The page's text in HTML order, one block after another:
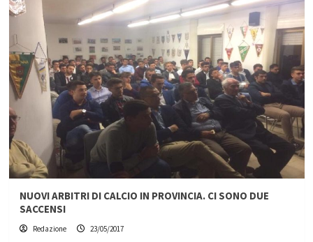
NUOVI ARBITRI DI CALCIO IN PROVINCIA. CI SONO DUE
SACCENSI
Redazione 23/05/2017